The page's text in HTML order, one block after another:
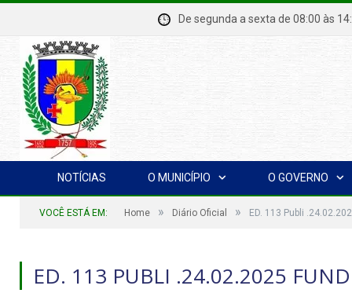
De segunda a sexta de 08:00
NOTÍCIAS O MUNICÍPIO O GOVERNO
VOCÊ ESTÁ EM: Home » Diário Oficial » ED. 113 Publi
ED. 113 PUBLI .24.02.2025